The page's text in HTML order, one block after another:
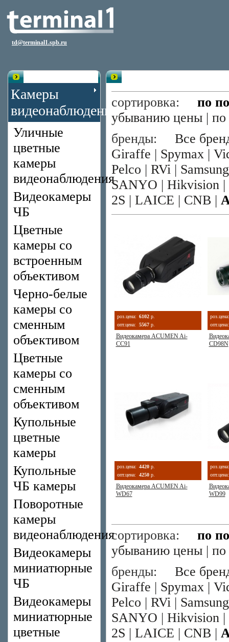
td@terminal1.spb.ru
Камеры
видеонаблюдения
Уличные
цветные
камеры
видеонаблюдения
Видеокамеры
ЧБ
Цветные
камеры со
встроенным
объективом
Черно-белые
камеры со
сменным
объективом
Цветные
камеры со
сменным
объективом
Купольные
цветные
камеры
Купольные
ЧБ камеры
Поворотные
камеры
видеонаблюдения
Видеокамеры
миниатюрные
ЧБ
Видеокамеры
миниатюрные
цветные
сортировка: по
убыванию цены |
бренды: Все
Giraffe | Spymax |
Pelco | RVi |
SANYO | Hikvision |
2S | LAICE | CNB |
роз.цена: 6102 р.
опт.цена:
5567 р.
Видеокамера ACUMEN Ai-
CC91
роз.цена:
опт.цена:
CD98N
роз.цена: 4420 р.
опт.цена:
4250 р.
Видеокамера ACUMEN Ai-
WD67
роз.цена:
опт.цена:
WD99
сортировка: по
убыванию цены |
бренды: Все
Giraffe | Spymax |
Pelco | RVi |
SANYO | Hikvision |
2S | LAICE | CNB |